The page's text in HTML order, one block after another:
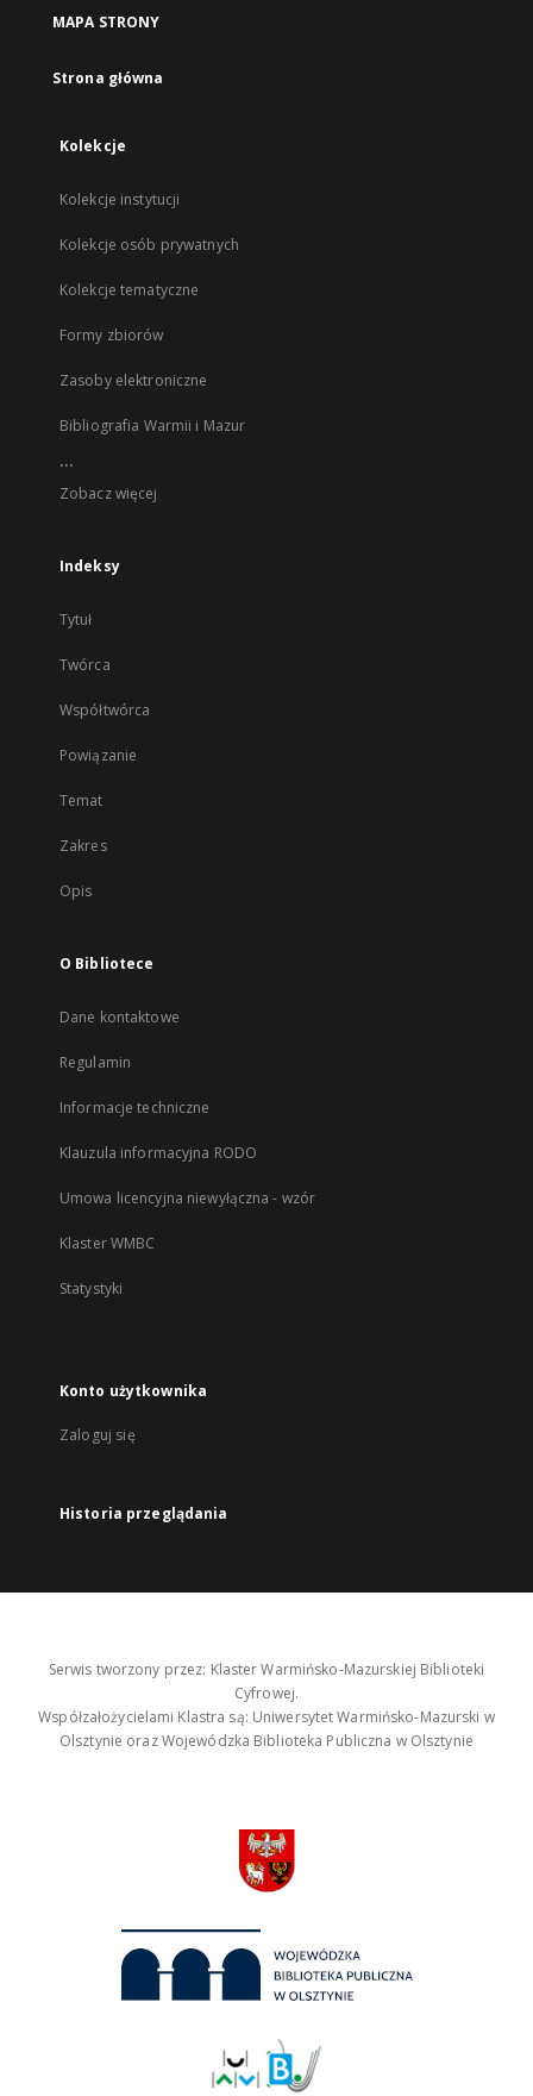
MAPA STRONY
Strona główna
Kolekcje
Kolekcje instytucji
Kolekcje osób prywatnych
Kolekcje tematyczne
Formy zbiorów
Zasoby elektroniczne
Bibliografia Warmii i Mazur
...
Zobacz więcej
Indeksy
Tytuł
Twórca
Współtwórca
Powiązanie
Temat
Zakres
Opis
O Bibliotece
Dane kontaktowe
Regulamin
Informacje techniczne
Klauzula informacyjna RODO
Umowa licencyjna niewyłączna - wzór
Klaster WMBC
Statystyki
Konto użytkownika
Zaloguj się
Historia przeglądania
Serwis tworzony przez: Klaster Warmińsko-Mazurskiej Biblioteki
Cyfrowej.
Współzałożycielami Klastra są: Uniwersytet Warmińsko-Mazurski w
Olsztynie oraz Wojewódzka Biblioteka Publiczna w Olsztynie